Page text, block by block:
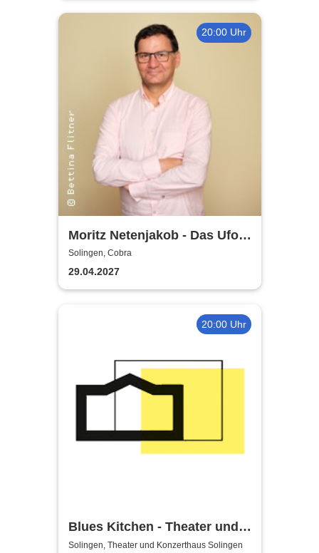
20:00 Uhr
Moritz Netenjakob - Das Ufo
parkt falsch
Solingen, Cobra
29.04.2027
20:00 Uhr
Blues Kitchen - Theater und
Orchester Heidelberg
Solingen, Theater und Konzerthaus Solingen